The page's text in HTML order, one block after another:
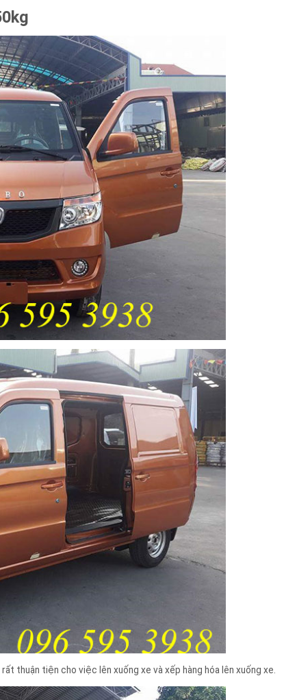
rất thuận tiện cho việc lên xuống xe và xếp hàng hóa lên xuống xe.